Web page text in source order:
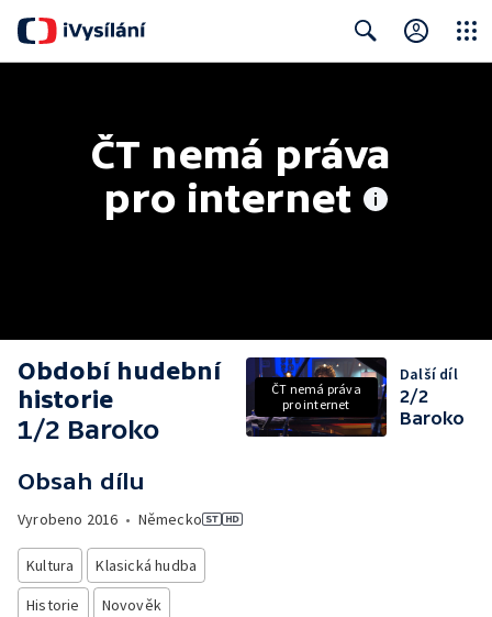
ČT nemá práva
pro internet
Období hudební
historie
1/2 Baroko
Obsah dílu
Vyrobeno 2016 • Německo
Kultura
Klasická hudba
Historie
Novověk
ČT nemá práva
pro internet
Další díl
2/2
Baroko